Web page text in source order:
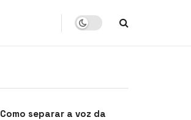
Como separar a voz da